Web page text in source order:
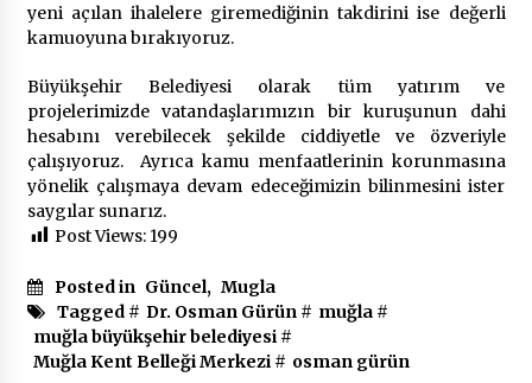
yeni açılan ihalelere giremediğinin takdirini ise değerli
kamuoyuna bırakıyoruz.
Büyükşehir Belediyesi olarak tüm yatırım ve
projelerimizde vatandaşlarımızın bir kuruşunun dahi
hesabını verebilecek şekilde ciddiyetle ve özveriyle
çalışıyoruz. Ayrıca kamu menfaatlerinin korunmasına
yönelik çalışmaya devam edeceğimizin bilinmesini ister
saygılar sunarız.
Post Views: 199
Posted in Güncel, Mugla
Tagged # Dr. Osman Gürün# muğla#
muğla büyükşehir belediyesi#
Muğla Kent Belleği Merkezi# osman gürün